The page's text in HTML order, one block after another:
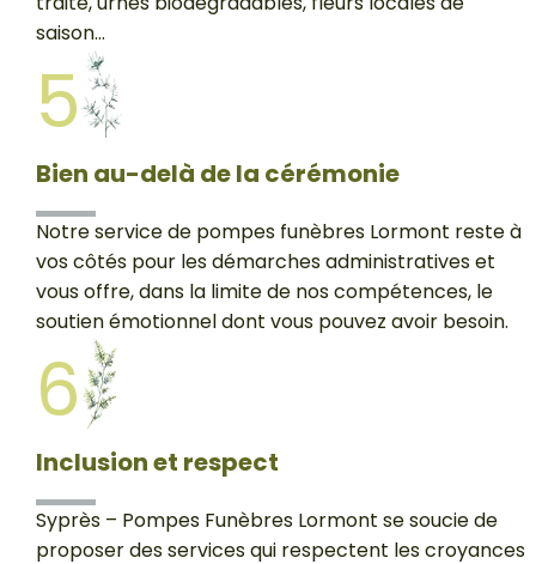
saison...
5
Bien au-delà de la cérémonie
Notre service de pompes funèbres Lormont reste à
vos côtés pour les démarches administratives et
vous offre, dans la limite de nos compétences, le
soutien émotionnel dont vous pouvez avoir besoin.
6
Inclusion et respect
Syprès – Pompes Funèbres Lormont se soucie de
proposer des services qui respectent les croyances